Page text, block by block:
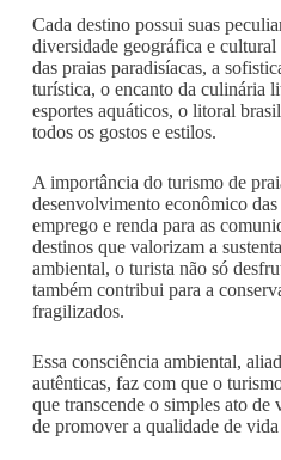
Cada destino possui suas
diversidade geográfica e
das praias paradisíacas, a
turística, o encanto da culinária
esportes aquáticos, o litoral
todos os gostos e estilos.
A importância do turismo de
desenvolvimento econômico
emprego e renda para as
destinos que valorizam a
ambiental, o turista não só
também contribui para a
fragilizados.
Essa consciência ambiental,
autênticas, faz com que o
que transcende o simples ato de
de promover a qualidade de vida